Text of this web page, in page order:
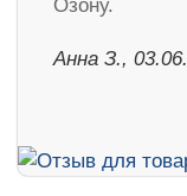
Озону.
Анна З.,